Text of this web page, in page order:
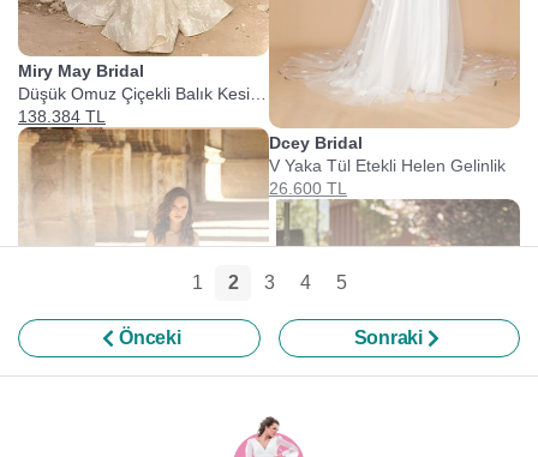
Miry May Bridal
Düşük Omuz Çiçekli Balık Kesim
Gelinlik
138.384 TL
Dcey Bridal
V Yaka Tül Etekli Helen Gelinlik
26.600 TL
1 2 3 4 5
Önceki Sonraki